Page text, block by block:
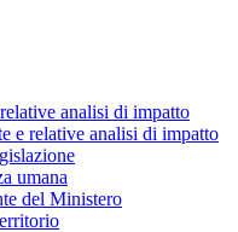
analisi di impatto
e relative analisi di impatto
umana
del Ministero